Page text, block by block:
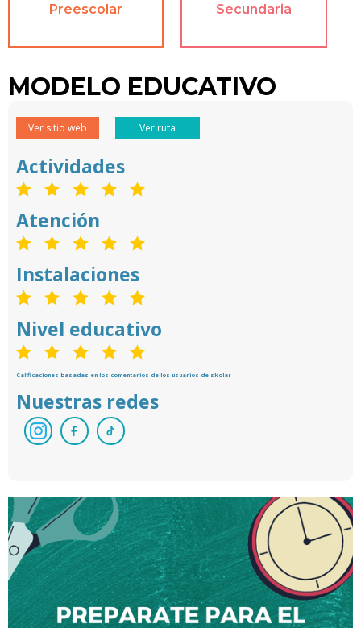
Preescolar Secundaria
MODELO EDUCATIVO
Ver sitio web Ver ruta
Actividades
Atención
Instalaciones
Nivel educativo
Calificaciones basadas en los comentarios de los usuarios de skolar
Nuestras redes